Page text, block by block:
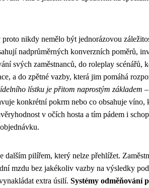
proto nikdy nemělo být jednorázovou
nadprůměrných konverzních poměrů,
svých zaměstnanců, do roleplay scénářů,
a do zpětné vazby, která jim pomáhá
lístku je přitom naprostým základem
konkrétní pokrm nebo co obsahuje víno,
v očích hosta a tím pádem i
dalším pilířem, který nelze přehlížet.
mzdu bez jakékoliv vazby na výsledky
extra úsilí. Systémy odměňování